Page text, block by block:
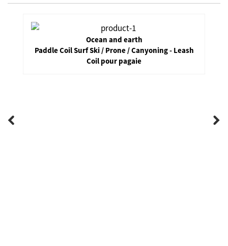
Ocean and earth
Paddle Coil Surf Ski / Prone / Canyoning - Leash
Coil pour pagaie